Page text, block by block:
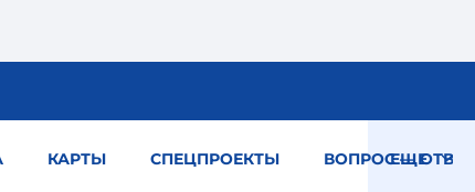
КАРТЫ СПЕЦПРОЕКТЫ ВОПРОС — ОТВЕТ
ЕЩЕ